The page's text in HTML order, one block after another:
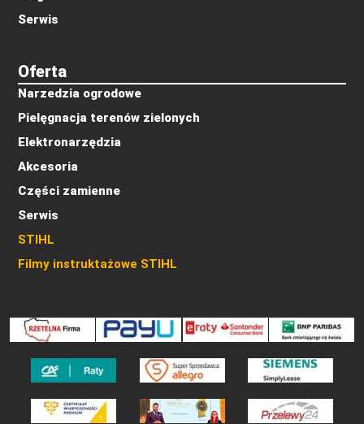
Oferta
Narzedzia ogrodowe
Pielęgnacja terenów zielonych
Elektronarzędzia
Akcesoria
Części zamienne
Serwis
STIHL
Filmy instruktażowe STIHL
Serwis